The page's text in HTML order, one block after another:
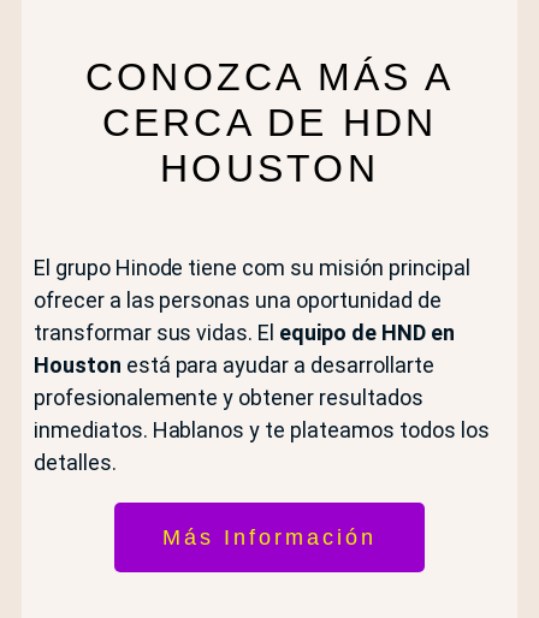
CONOZCA MÁS A
CERCA DE HDN
HOUSTON
El grupo Hinode tiene com su misión principal
ofrecer a las personas una oportunidad de
transformar sus vidas. El equipo de HND en
Houston está para ayudar a desarrollarte
profesionalemente y obtener resultados
inmediatos. Hablanos y te plateamos todos los
detalles.
Más Información